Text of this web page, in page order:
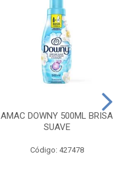
AMAC DOWNY 500ML BRISA
SUAVE
Código: 427478